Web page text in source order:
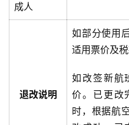
成人
退改说明
如部分使用
适用票价及
如改签新航
价。已更改
时，根据航